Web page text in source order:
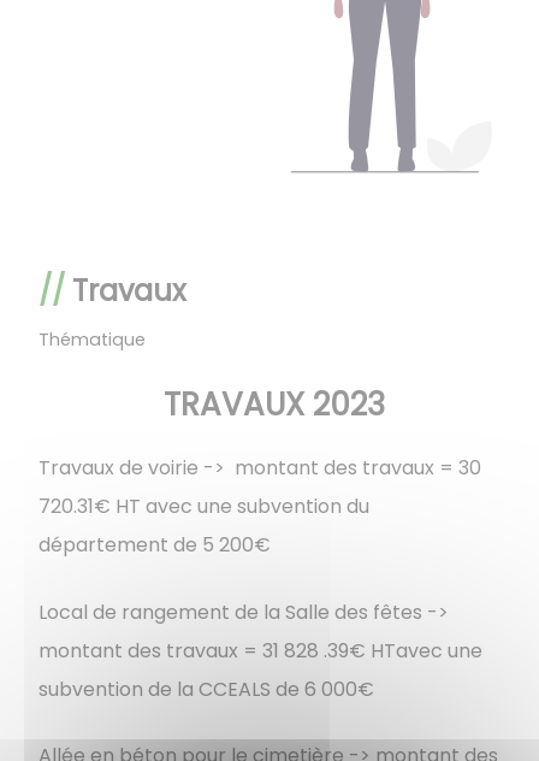
Travaux
Thématique
TRAVAUX 2023
Travaux de voirie -> montant des travaux = 30
720.31€ HT avec une subvention du
département de 5 200€
Local de rangement de la Salle des fêtes ->
montant des travaux = 31 828 .39€ HTavec une
subvention de la CCEALS de 6 000€
Allée en béton pour le cimetière -> montant des